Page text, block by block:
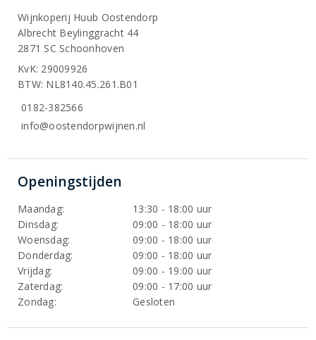
Wijnkoperij Huub Oostendorp
Albrecht Beylinggracht 44
2871 SC Schoonhoven
KvK: 29009926
BTW: NL8140.45.261.B01
0182-382566
info@oostendorpwijnen.nl
Openingstijden
Maandag:
13:30 - 18:00 uur
Dinsdag:
09:00 - 18:00 uur
Woensdag:
09:00 - 18:00 uur
Donderdag:
09:00 - 18:00 uur
Vrijdag:
09:00 - 19:00 uur
Zaterdag:
09:00 - 17:00 uur
Zondag:
Gesloten